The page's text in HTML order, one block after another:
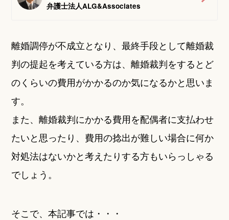
弁護士法人ALG&Associates
離婚調停が不成立となり、最終手段として離婚裁
判の提起を考えている方は、離婚裁判をするとど
のくらいの費用がかかるのか気になるかと思いま
す。
また、離婚裁判にかかる費用を配偶者に支払わせ
たいと思ったり、費用の捻出が難しい場合に何か
対処法はないかと考えたりする方もいらっしゃる
でしょう。
そこで、本記事では・・・